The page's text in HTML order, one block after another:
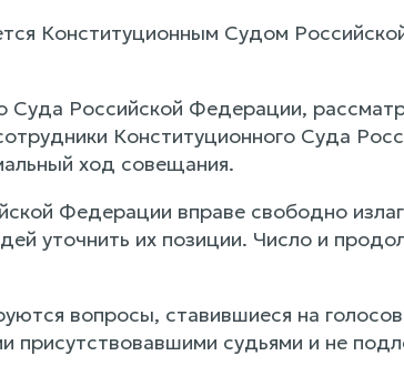
Конституционным Судом
Суда Российской Федерации,
Конституционного Суда
ход совещания.
Федерации вправе свободно
уточнить их позиции. Число и
вопросы, ставившиеся на
присутствовавшими судьями и не